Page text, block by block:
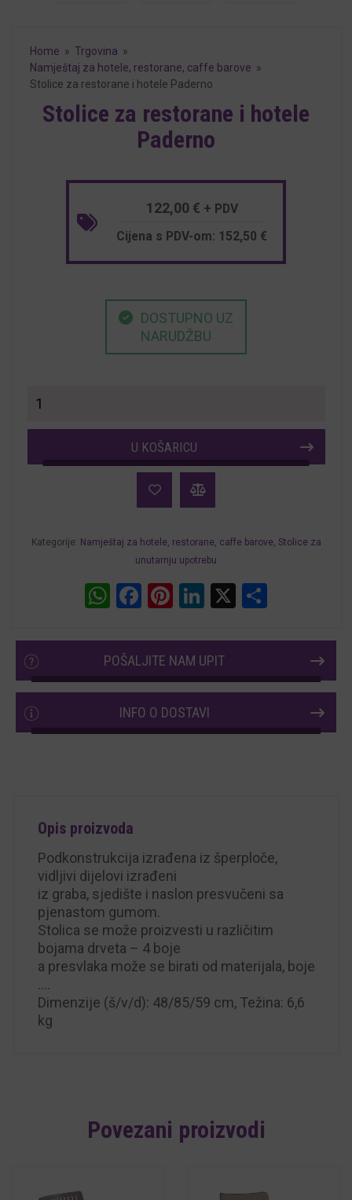
Home » Trgovina »
Namještaj za hotele, restorane, caffe barove »
Stolice za restorane i hotele Paderno
Stolice za restorane i hotele
Paderno
122,00 € + PDV
Cijena s PDV-om: 152,50 €
DOSTUPNO UZ
NARUDŽBU
za
restorane
hotele
U KOŠARICU
Kategorije: Namještaj za hotele, restorane, caffe barove, Stolice za
unutarnju upotrebu
WhatsApp
Facebook
Pinterest
LinkedIn
X
POŠALJITE NAM UPIT
INFO O DOSTAVI
Opis proizvoda
Podkonstrukcija izrađena iz šperploče,
vidljivi dijelovi izrađeni
iz graba, sjedište i naslon presvučeni sa
pjenastom gumom.
Stolica se može proizvesti u različitim
bojama drveta – 4 boje
a presvlaka može se birati od materijala, boje
….
Dimenzije (š/v/d): 48/85/59 cm, Težina: 6,6
kg
Povezani proizvodi